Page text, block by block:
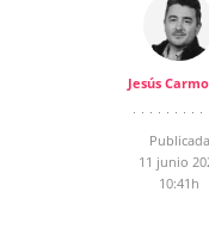
Jesús
Publicada
11 junio
10:41h